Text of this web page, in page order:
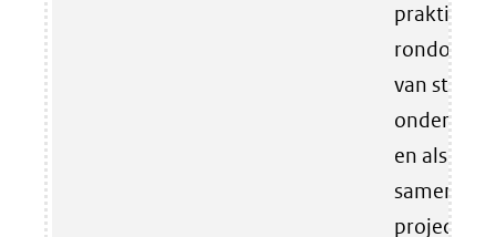
rondom
van stages,
en als
projecten.